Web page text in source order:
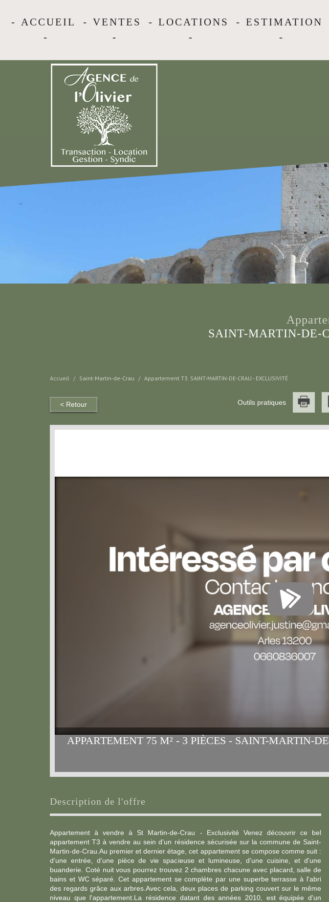
ACCUEIL VENTES LOCATIONS ESTIMATION
SAINT-MARTIN-DE-
Accueil Saint-Martin-de-Crau Appartement T3. SAINT-MARTIN-DE-CRAU - EXCLUSIVITÉ
< Retour Outils pratiques
APPARTEMENT 75 M² - 3 PIÈCES - SAINT-MARTIN-
description de l'offre
Appartement à vendre à St Martin-de-Crau - Exclusivité Venez découvrir ce bel
appartement T3 à vendre au sein d'un résidence sécurisée sur la commune de Saint-
Martin-de-Crau.Au premier et dernier étage, cet appartement se compose comme suit :
d'une entrée, d'une pièce de vie spacieuse et lumineuse, d'une cuisine, et d'une
buanderie. Coté nuit vous pourrez trouvez 2 chambres chacune avec placard, salle de
bains et WC séparé. Cet appartement se complète par une superbe terrasse à l'abri
des regards grâce aux arbres.Avec cela, deux places de parking couvert sur le même
niveau que l'appartement.La résidence datant des années 2010, est équipée d'un